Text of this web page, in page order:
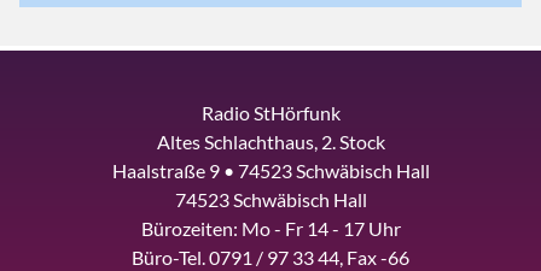
Radio StHörfunk
Altes Schlachthaus, 2. Stock
Haalstraße 9 • 74523 Schwäbisch Hall
74523 Schwäbisch Hall
Bürozeiten: Mo - Fr 14 - 17 Uhr
Büro-Tel. 0791 / 97 33 44, Fax -66